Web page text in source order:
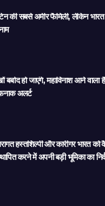
की सबसे अमीर फैमिली, लेकिन
बर्बाद हो जाएंगे, महाविनाश आने वाला
अलर्ट
हस्तशिल्पी और कारीगर भारत
करने में अपनी बड़ी भूमिका का